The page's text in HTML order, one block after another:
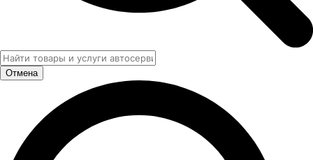
Отмена